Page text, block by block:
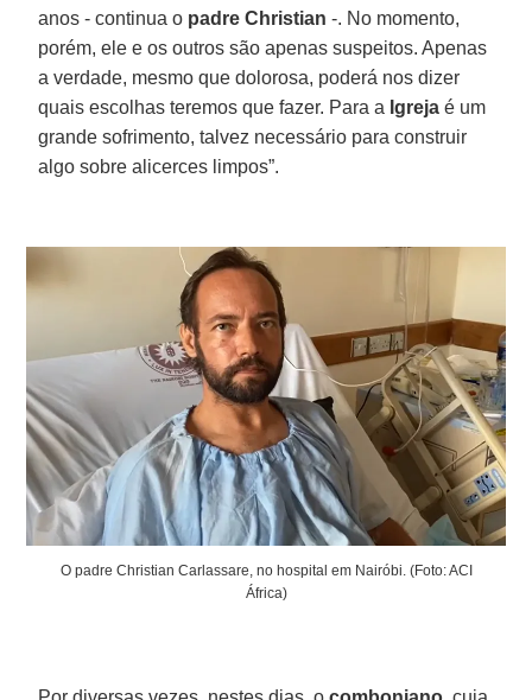
anos - continua o padre Christian -. No momento,
porém, ele e os outros são apenas suspeitos. Apenas
a verdade, mesmo que dolorosa, poderá nos dizer
quais escolhas teremos que fazer. Para a Igreja é um
grande sofrimento, talvez necessário para construir
algo sobre alicerces limpos”.
O padre Christian Carlassare, no hospital em Nairóbi. (Foto: ACI
África)